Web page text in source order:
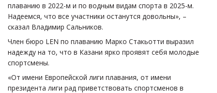
плаванию в 2022-м и по водным видам спорта в 2025-м.
Надеемся, что все участники останутся довольны», –
сказал Владимир Сальников.
Член бюро LEN по плаванию Марко Стакьотти выразил
надежду на то, что в Казани ярко проявят себя молодые
спортсмены.
«От имени Европейской лиги плавания, от имени
президента лиги рад приветствовать спортсменов в